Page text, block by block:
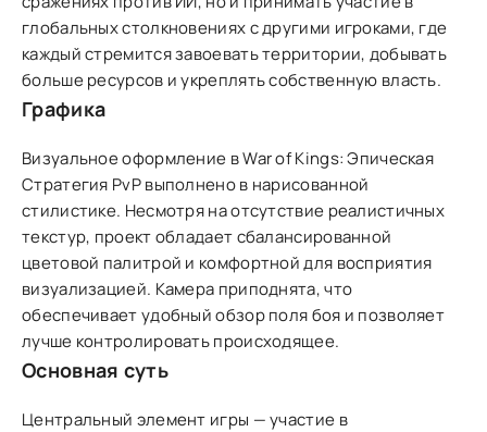
глобальных столкновениях с другими игроками, где
каждый стремится завоевать территории, добывать
больше ресурсов и укреплять собственную власть.
Графика
Визуальное оформление в War of Kings: Эпическая
Стратегия PvP выполнено в нарисованной
стилистике. Несмотря на отсутствие реалистичных
текстур, проект обладает сбалансированной
цветовой палитрой и комфортной для восприятия
визуализацией. Камера приподнята, что
обеспечивает удобный обзор поля боя и позволяет
лучше контролировать происходящее.
Основная суть
Центральный элемент игры — участие в